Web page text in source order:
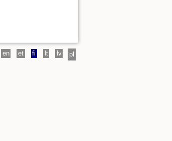
en et fi lt lv pl